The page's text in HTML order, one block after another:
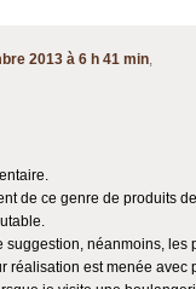
2013 à 6 h 41 min,
de ce genre de produits
suggestion, néanmoins,
réalisation est menée